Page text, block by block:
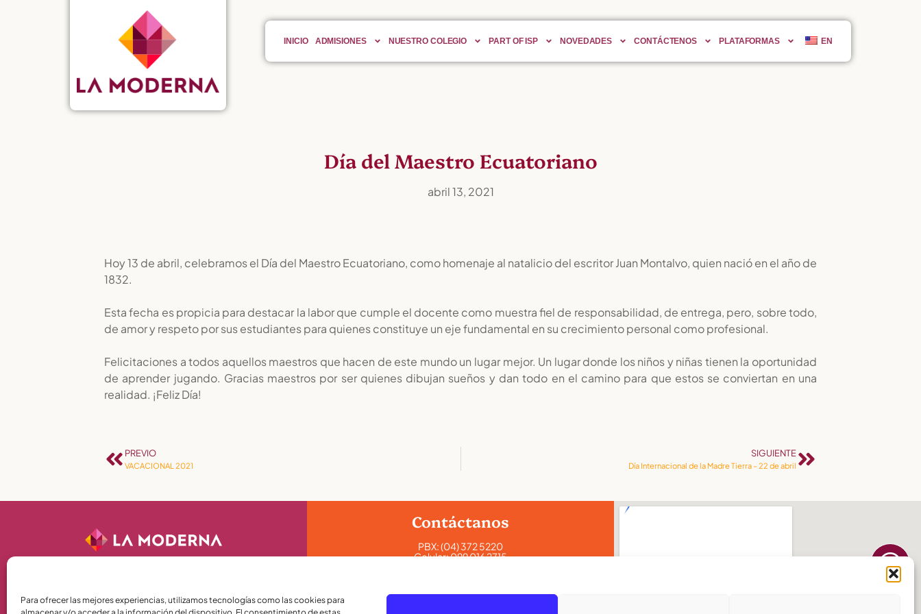
Para ofrecer las mejores experiencias, utilizamos tecnologías como las cookies para
INICIO ADMISIONES NUESTRO COLEGIO PART OF ISP NOVEDADES CONTÁCTENOS PLATAFORMAS EN
Día del Maestro Ecuatoriano
abril 13, 2021
Hoy 13 de abril, celebramos el Día del Maestro Ecuatoriano, como homenaje al natalicio del escritor Juan Montalvo, quien nació en el año de
1832.
Esta fecha es propicia para destacar la labor que cumple el docente como muestra fiel de responsabilidad, de entrega, pero, sobre todo,
de amor y respeto por sus estudiantes para quienes constituye un eje fundamental en su crecimiento personal como profesional.
Felicitaciones a todos aquellos maestros que hacen de este mundo un lugar mejor. Un lugar donde los niños y niñas tienen la oportunidad
de aprender jugando. Gracias maestros por ser quienes dibujan sueños y dan todo en el camino para que estos se conviertan en una
realidad. ¡Feliz Día!
PREVIO
VACACIONAL 2021
SIGUIENTE
Día Internacional de la Madre Tierra – 22 de abril
Términos y Condiciones
Contáctanos
PBX:(04) 372 5220
Celular:099 016 2715
admisiones@lamoderna.edu.ec